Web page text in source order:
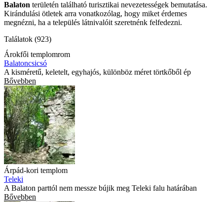
Balaton területén található turisztikai nevezetességek bemutatása.
Kirándulási ötletek arra vonatkozólag, hogy miket érdemes
megnézni, ha a település látnivalóit szeretnénk felfedezni.
Találatok (923)
Árokfői templomrom
Balatoncsicsó
A kisméretű, keletelt, egyhajós, különböz méret törtkőből ép
Bővebben
Árpád-kori templom
Teleki
A Balaton parttól nem messze bújik meg Teleki falu határában
Bővebben